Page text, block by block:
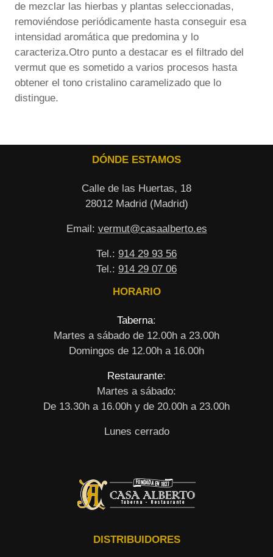
de mezclar las hierbas y plantas seleccionadas,
removiéndose periódicamente hasta conseguir esa
intensidad aromática que predomina y lo
caracteriza.Otro punto a destacar es el filtrado del
vermut que es sometido a varios procesos hasta
obtener el tono cristalino caramelizado que lo
distingue.
DÓNDE ESTAMOS
Calle de las Huertas, 18
28012 Madrid (Madrid)
Email: vermut@casaalberto.es
Tel.: 914 29 93 56
Tel.: 914 29 07 06
DISTRIBUIDORES
HORARIO
Taberna:
Martes a sábado de 12.00h a 23.00h
Domingos de 12.00h a 16.00h
Restaurante:
Martes a sábado:
De 13.30h a 16.00h y de 20.00h a 23.00h
Lunes cerrado